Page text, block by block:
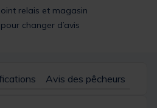
relais et magasin
changer d’avis
Avis des pêcheurs